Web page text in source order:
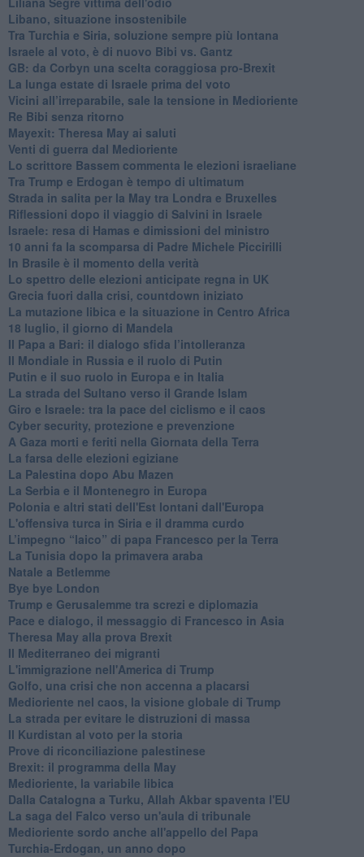
Libano, situazione insostenibile
Tra Turchia e Siria, soluzione sempre più lontana
Israele al voto, è di nuovo Bibi vs. Gantz
GB: da Corbyn una scelta coraggiosa pro-Brexit
La lunga estate di Israele prima del voto
Vicini all’irreparabile, sale la tensione in Medioriente
Re Bibi senza ritorno
Mayexit: Theresa May ai saluti
Venti di guerra dal Medioriente
Lo scrittore Bassem commenta le elezioni israeliane
Tra Trump e Erdogan è tempo di ultimatum
Strada in salita per la May tra Londra e Bruxelles
Riflessioni dopo il viaggio di Salvini in Israele
Israele: resa di Hamas e dimissioni del ministro
10 anni fa la scomparsa di Padre Michele Piccirilli
In Brasile è il momento della verità
Lo spettro delle elezioni anticipate regna in UK
Grecia fuori dalla crisi, countdown iniziato
La mutazione libica e la situazione in Centro Africa
18 luglio, il giorno di Mandela
Il Papa a Bari: il dialogo sfida l’intolleranza
Il Mondiale in Russia e il ruolo di Putin
Putin e il suo ruolo in Europa e in Italia
La strada del Sultano verso il Grande Islam
Giro e Israele: tra la pace del ciclismo e il caos
Cyber security, protezione e prevenzione
A Gaza morti e feriti nella Giornata della Terra
La farsa delle elezioni egiziane
La Palestina dopo Abu Mazen
La Serbia e il Montenegro in Europa
Polonia e altri stati dell'Est lontani dall'Europa
L'offensiva turca in Siria e il dramma curdo
L’impegno “laico” di papa Francesco per la Terra
La Tunisia dopo la primavera araba
Natale a Betlemme
Bye bye London
Trump e Gerusalemme tra screzi e diplomazia
Pace e dialogo, il messaggio di Francesco in Asia
Theresa May alla prova Brexit
Il Mediterraneo dei migranti
L'immigrazione nell'America di Trump
Golfo, una crisi che non accenna a placarsi
Medioriente nel caos, la visione globale di Trump
La strada per evitare le distruzioni di massa
Il Kurdistan al voto per la storia
Prove di riconciliazione palestinese
Brexit: il programma della May
Medioriente, la variabile libica
Dalla Catalogna a Turku, Allah Akbar spaventa l'EU
La saga del Falco verso un'aula di tribunale
Medioriente sordo anche all'appello del Papa
Turchia-Erdogan, un anno dopo